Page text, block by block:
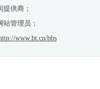
供商；
管理员；
www.bt.cn/bbs